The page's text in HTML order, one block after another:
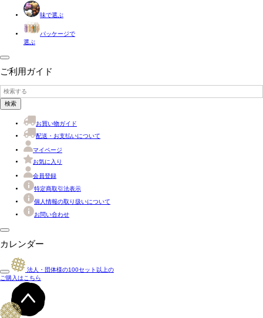
味で選ぶ
パッケージで
選ぶ
ご利用ガイド
検索
お買い物ガイド
配送・お支払いについて
マイページ
お気に入り
会員登録
特定商取引法表示
個人情報の取り扱いについて
お問い合わせ
カレンダー
法人・団体様の100セット以上の
ご購入はこちら